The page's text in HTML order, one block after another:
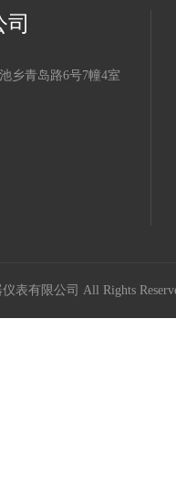
乡青岛路6号7幢4室
仪表有限公司 All Rights